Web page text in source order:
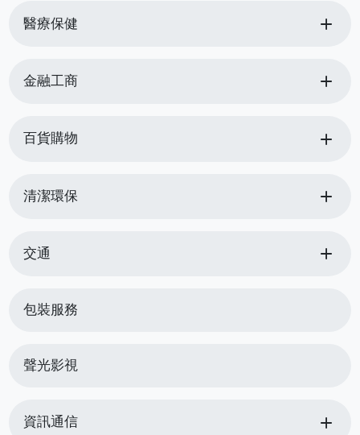
醫療保健 add
金融工商 add
百貨購物 add
清潔環保 add
交通 add
包裝服務
聲光影視
資訊通信 add